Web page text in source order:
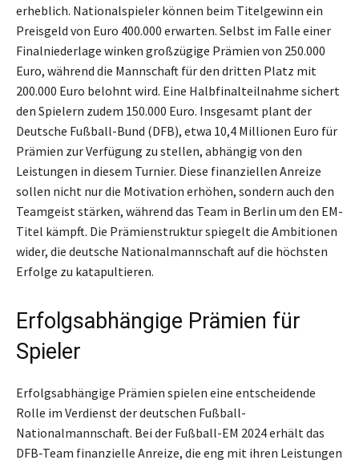
erheblich. Nationalspieler können beim Titelgewinn ein
Preisgeld von Euro 400.000 erwarten. Selbst im Falle einer
Finalniederlage winken großzügige Prämien von 250.000
Euro, während die Mannschaft für den dritten Platz mit
200.000 Euro belohnt wird. Eine Halbfinalteilnahme sichert
den Spielern zudem 150.000 Euro. Insgesamt plant der
Deutsche Fußball-Bund (DFB), etwa 10,4 Millionen Euro für
Prämien zur Verfügung zu stellen, abhängig von den
Leistungen in diesem Turnier. Diese finanziellen Anreize
sollen nicht nur die Motivation erhöhen, sondern auch den
Teamgeist stärken, während das Team in Berlin um den EM-
Titel kämpft. Die Prämienstruktur spiegelt die Ambitionen
wider, die deutsche Nationalmannschaft auf die höchsten
Erfolge zu katapultieren.
Erfolgsabhängige Prämien für
Spieler
Erfolgsabhängige Prämien spielen eine entscheidende
Rolle im Verdienst der deutschen Fußball-
Nationalmannschaft. Bei der Fußball-EM 2024 erhält das
DFB-Team finanzielle Anreize, die eng mit ihren Leistungen